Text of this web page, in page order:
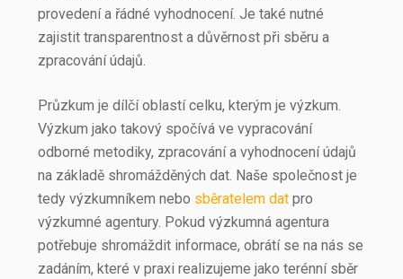
provedení a řádné vyhodnocení. Je také nutné
zajistit transparentnost a důvěrnost při sběru a
zpracování údajů.
Průzkum je dílčí oblastí celku, kterým je výzkum.
Výzkum jako takový spočívá ve vypracování
odborné metodiky, zpracování a vyhodnocení údajů
na základě shromážděných dat. Naše společnost je
tedy výzkumníkem nebo sběratelem dat pro
výzkumné agentury. Pokud výzkumná agentura
potřebuje shromáždit informace, obrátí se na nás se
zadáním, které v praxi realizujeme jako terénní sběr